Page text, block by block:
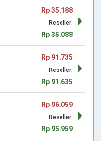
Rp 35.188
Reseller:
Rp 35.088
Rp 91.735
Reseller:
Rp 91.635
Rp 96.059
Reseller:
Rp 95.959